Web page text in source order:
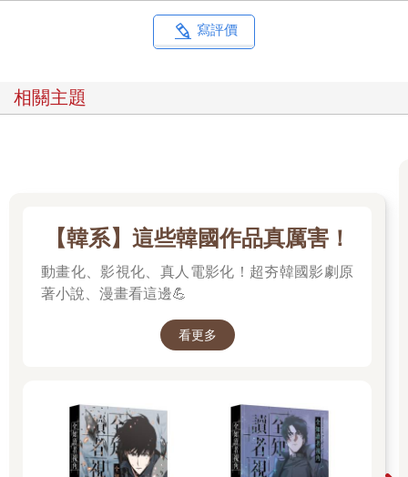
寫評價
相關主題
【韓系】這些韓國作品真厲害！
動畫化、影視化、真人電影化！超夯韓國影劇原
著小說、漫畫看這邊💪
看更多